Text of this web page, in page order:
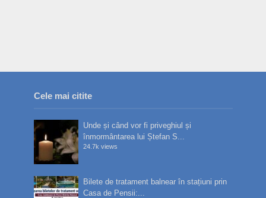
Cele mai citite
Unde și când vor fi priveghiul și
înmormântarea lui Ștefan S...
24.7k views
Bilete de tratament balnear în stațiuni prin
Casa de Pensii:...